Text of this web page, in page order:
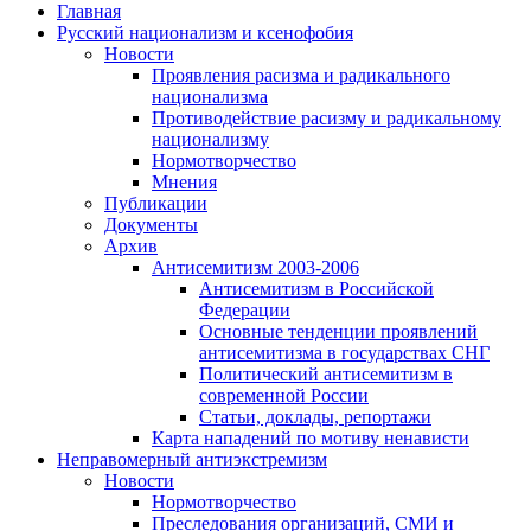
Главная
Русский национализм и ксенофобия
Новости
Проявления расизма и радикального
национализма
Противодействие расизму и радикальному
национализму
Нормотворчество
Мнения
Публикации
Документы
Архив
Антисемитизм 2003-2006
Антисемитизм в Российской
Федерации
Основные тенденции проявлений
антисемитизма в государствах СНГ
Политический антисемитизм в
современной России
Статьи, доклады, репортажи
Карта нападений по мотиву ненависти
Неправомерный антиэкстремизм
Новости
Нормотворчество
Преследования организаций, СМИ и